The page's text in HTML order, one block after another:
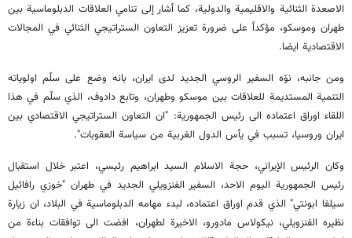
الاصعدة الثنائية والاقليمية والدولية، كما أشار إلى تنامي العلاقات الدبلوماسية بين
طهران وموسكو، مؤكداً على ضرورة تعزيز التعاون الستراتيجي الثنائي في المجالات
الاقتصادية ايضا.
ومن جانبه، نوّه السفير الروسي الجديد لدى ايران، بانه وضع على سلّم اولوياته
التنمية المستديمة للعلاقات بين موسكو وطهران، وتابع دادوف، الذي سلّم في هذا
اللقاء اوراق اعتماده الى رئيس الجمهورية: "ان التعاون الستراتيجي الاقتصادي بين
ايران وروسيا، تسبب في يأس الدول الغربية من سياسة العقوبات".
وكان الرئيس الإيراني، حجة الاسلام السيد ابراهيم رئيسي، اعتبر خلال استقبال
رئيس الجمهورية اليوم الاحد، السفير الفنزويلي الجديد في طهران "خوزي رافائيل
سيلفا ابونتي" الذي قدم اوراق اعتماده، لبدء مهامه الدبلوماسية في البلاد، ان زيارة
نظيره الفنزويلي، نيكولاس مادورو، الاخيرة لطهران، افضت الى توافقات بناءة من